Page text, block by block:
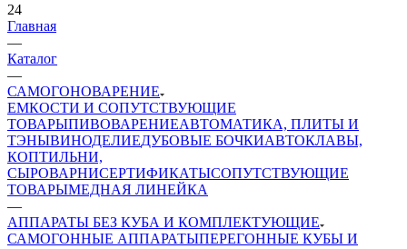
24
Главная
—
Каталог
—
САМОГОНОВАРЕНИЕ
ЕМКОСТИ И СОПУТСТВУЮЩИЕ
ТОВАРЫПИВОВАРЕНИЕАВТОМАТИКА, ПЛИТЫ И
ТЭНЫВИНОДЕЛИЕДУБОВЫЕ БОЧКИАВТОКЛАВЫ,
КОПТИЛЬНИ,
СЫРОВАРНИСЕРТИФИКАТЫСОПУТСТВУЮЩИЕ
ТОВАРЫМЕДНАЯ ЛИНЕЙКА
—
АППАРАТЫ БЕЗ КУБА И КОМПЛЕКТУЮЩИЕ
САМОГОННЫЕ АППАРАТЫПЕРЕГОННЫЕ КУБЫ И